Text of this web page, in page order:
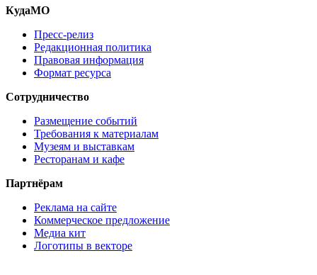
КудаМО
Пресс-релиз
Редакционная политика
Правовая информация
Формат ресурса
Сотрудничество
Размещение событий
Требования к материалам
Музеям и выставкам
Ресторанам и кафе
Партнёрам
Реклама на сайте
Коммерческое предложение
Медиа кит
Логотипы в векторе